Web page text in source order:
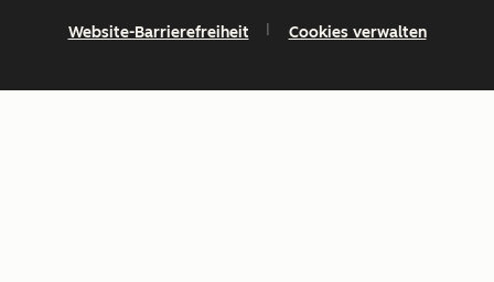
Website-Barrierefreiheit Cookies verwalten